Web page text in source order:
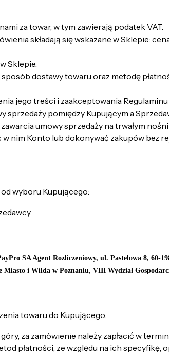
za towar, w tym zawierają podatek VAT.
składają się wskazane w Sklepie:
Sklepie.
dostawy towaru oraz metodę
jego treści i zaakceptowania Regulaminu
sprzedaży pomiędzy Kupującym a
umowy sprzedaży na trwałym
w nim Konto lub dokonywać zakupów
od wyboru Kupującego:
SA Agent Rozliczeniowy, ul. Pastelowa 8, 60-
Miasto i Wilda w Poznaniu, VIII Wydział
towaru do Kupującego.
za zamówienie należy zapłacić w
płatności, ze względu na ich specyfikę,